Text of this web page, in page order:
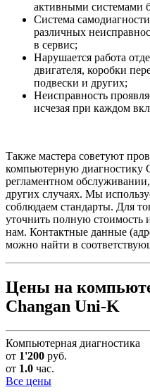
активными системами
Система
различных
в сервис;
Нарушается работа
двигателя, коробки
подвески и других;
Неисправность
исчезая при каждом
Также мастера советуют
компьютерную диагностику
регламентном
других случаях. Мы
соблюдаем стандарты. Для
уточнить полную стоимость
нам. Контактные данные
можно найти в
Цены на
Changan Uni-K
Компьютерная диагностика
от 1'200 руб.
от 1.0 час.
Все цены